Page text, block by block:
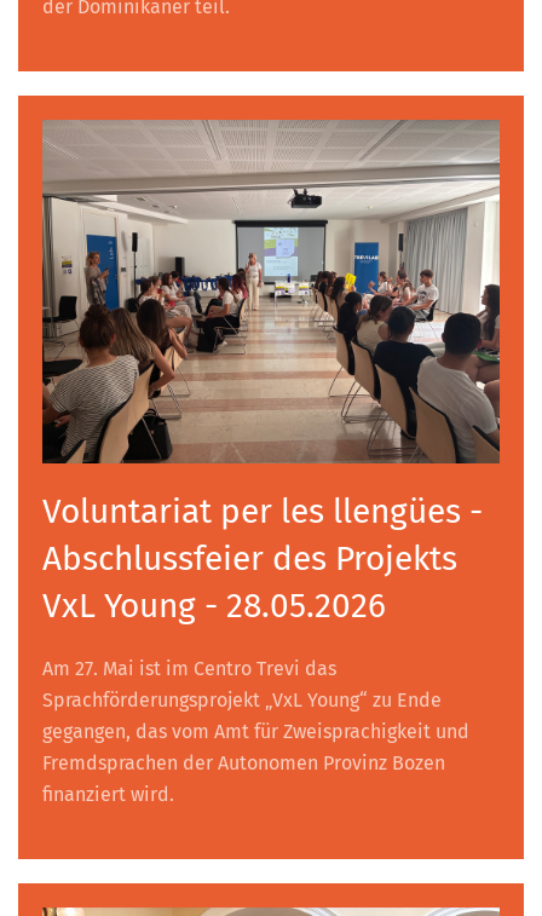
der Dominikaner teil.
Voluntariat per les llengües -
Abschlussfeier des Projekts
VxL Young - 28.05.2026
Am 27. Mai ist im Centro Trevi das
Sprachförderungsprojekt „VxL Young“ zu Ende
gegangen, das vom Amt für Zweisprachigkeit und
Fremdsprachen der Autonomen Provinz Bozen
finanziert wird.